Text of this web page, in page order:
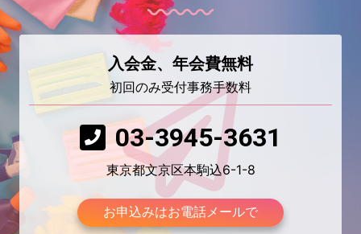
入会金、年会費無料
初回のみ受付事務手数料
03-3945-3631
東京都文京区本駒込6-1-8
お申込みはお電話メールで